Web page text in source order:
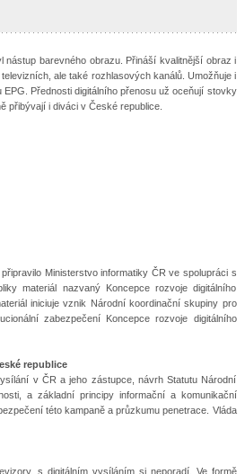
barevného obrazu. Přináší kvalitnější obraz i
ale také rozhlasových kanálů. Umožňuje i
Přednosti digitálního přenosu už oceňují stovky
přibývají i diváci v České republice.
Ministerstvo informatiky ČR ve spolupráci s
materiál nazvaný Koncepce rozvoje digitálního
iniciuje vznik Národní koordinační skupiny pro
zabezpečení Koncepce rozvoje digitálního
republice
v ČR a jeho zástupce, návrh Statutu Národní
a základní principy informační a komunikační
této kampaně a průzkumu penetrace. Vláda
s digitálním vysíláním si neporadí. Ve formě